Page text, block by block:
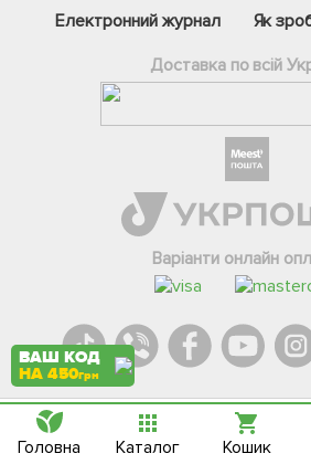
Електронний журнал
Як
Доставка по всій
Варіанти онлайн
Agromarket.Copyright © 2013-2026.
ВАШ КОД
НА 450грн
Головна Каталог Кошик